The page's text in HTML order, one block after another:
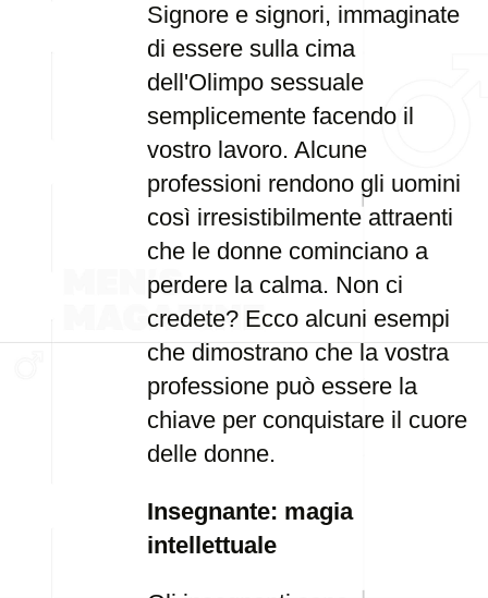
Signore e signori, immaginate
di essere sulla cima
dell'Olimpo sessuale
semplicemente facendo il
vostro lavoro. Alcune
professioni rendono gli uomini
così irresistibilmente attraenti
che le donne cominciano a
perdere la calma. Non ci
credete? Ecco alcuni esempi
che dimostrano che la vostra
professione può essere la
chiave per conquistare il cuore
delle donne.
Insegnante: magia
intellettuale